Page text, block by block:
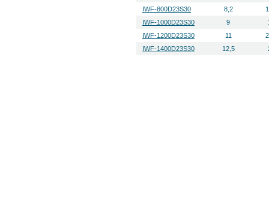
IWF-800D23S30
8,2
IWF-1000D23S30
9
IWF-1200D23S30
11
IWF-1400D23S30
12,5